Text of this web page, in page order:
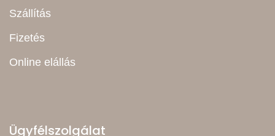
Szállítás
Fizetés
Online elállás
Ügyfélszolgálat